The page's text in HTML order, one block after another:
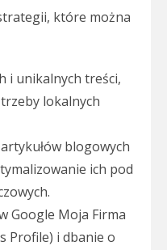
które można
i unikalnych treści,
lokalnych
blogowych
ich pod
Google Moja Firma
Profile) i dbanie o